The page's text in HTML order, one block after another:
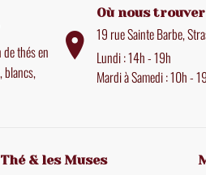
thés en
blancs,
Où nous
19 rue Sainte Barbe,
Lundi : 14h - 19h
Mardi à Samedi : 10h -
& les Muses